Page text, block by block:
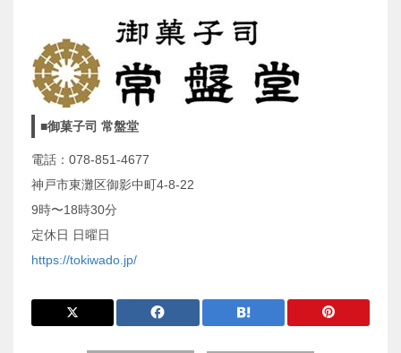
■御菓子司 常盤堂
電話：078-851-4677
神戸市東灘区御影中町4-8-22
9時〜18時30分
定休日 日曜日
https://tokiwado.jp/